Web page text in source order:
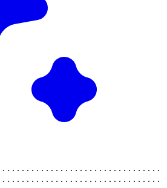
. . . . . . . . . . . . . . . . . . . . . . . . . . . . . . . .
. . . . . . . . . . . . . . . . . . . . . . . . . . . . . . . .